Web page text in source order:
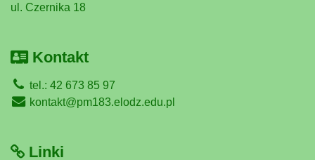
ul. Czernika 18
Kontakt
tel.: 42 673 85 97
kontakt@pm183.elodz.edu.pl
Linki